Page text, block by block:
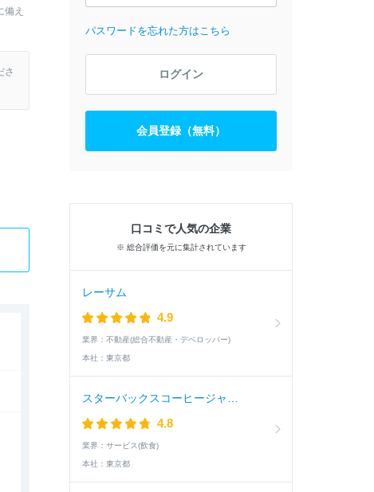
え
さ
パスワードを忘れた方はこちら
ログイン
会員登録（無料）
口コミで人気の企業
※ 総合評価を元に集計されています
レーサム
4.9
業界： 不動産(総合不動産・デベロッパー)
本社： 東京都
4.8
業界： サービス(飲食)
本社： 東京都